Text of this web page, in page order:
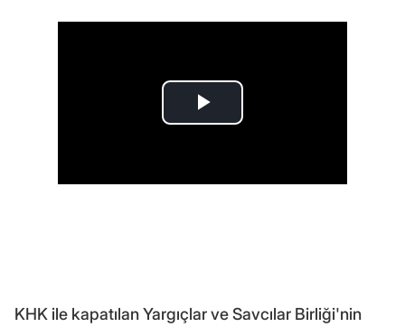
KHK ile kapatılan Yargıçlar ve Savcılar Birliği'nin